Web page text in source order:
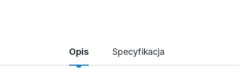
Opis Specyfikacja